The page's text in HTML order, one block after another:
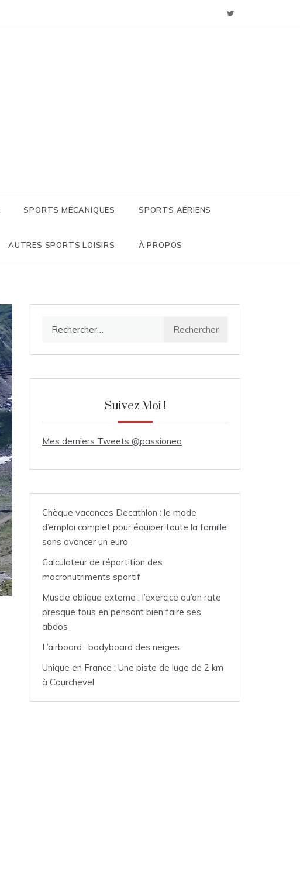
SPORTS MÉCANIQUES SPORTS AÉRIENS
AUTRES SPORTS LOISIRS À PROPOS
Suivez Moi !
Mes derniers Tweets @passioneo
Chèque vacances Decathlon : le mode
d’emploi complet pour équiper toute la famille
sans avancer un euro
Calculateur de répartition des
macronutriments sportif
Muscle oblique externe : l’exercice qu’on rate
presque tous en pensant bien faire ses
abdos
L’airboard : bodyboard des neiges
Unique en France : Une piste de luge de 2 km
à Courchevel